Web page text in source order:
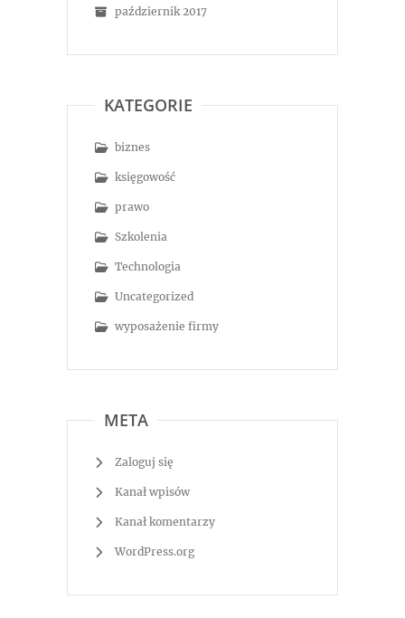
październik 2017
KATEGORIE
biznes
księgowość
prawo
Szkolenia
Technologia
Uncategorized
wyposażenie firmy
META
Zaloguj się
Kanał wpisów
Kanał komentarzy
WordPress.org